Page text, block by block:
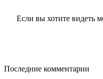
Если вы хотите видеть
Последние комментарии